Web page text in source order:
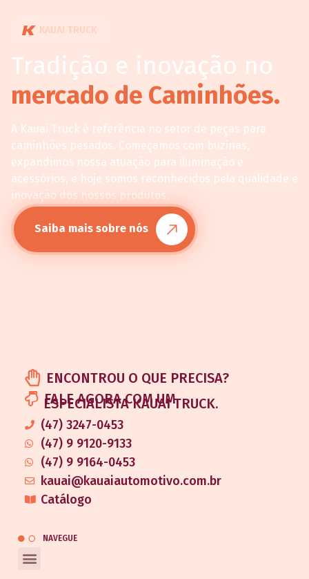
KAUAI TRUCK
Tradição e inovação no
mercado de Caminhões.
A Kauai Truck é referência no setor de peças para
caminhões pesados. Começamos com buzinas,
expandimos nossa atuação para iluminação e
acessórios, e hoje somos reconhecidos pela qualidade e
inovação dos nossos produtos.
Saiba mais sobre nós
ENCONTROU O QUE PRECISA?
FALE AGORA COM UM
ESPECIALISTA KAUAI TRUCK.
(47) 3247-0453
(47) 9 9120-9133
(47) 9 9164-0453
kauai@kauaiautomotivo.com.br
Catálogo
NAVEGUE